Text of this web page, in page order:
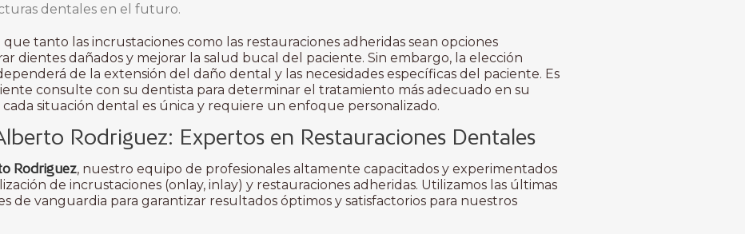
dentales en el futuro.
tanto las incrustaciones como las restauraciones adheridas sean opciones
dientes dañados y mejorar la salud bucal del paciente. Sin embargo, la elección
de la extensión del daño dental y las necesidades específicas del paciente. Es
consulte con su dentista para determinar el tratamiento más adecuado en su
situación dental es única y requiere un enfoque personalizado.
Rodriguez: Expertos en Restauraciones Dentales
Rodriguez, nuestro equipo de profesionales altamente capacitados y experimentados
de incrustaciones (onlay, inlay) y restauraciones adheridas. Utilizamos las últimas
de vanguardia para garantizar resultados óptimos y satisfactorios para nuestros